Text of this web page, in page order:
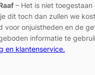
– Het is niet
dit toch dan zullen we
voor onjuistheden en de
informatie te
en klantenservice.